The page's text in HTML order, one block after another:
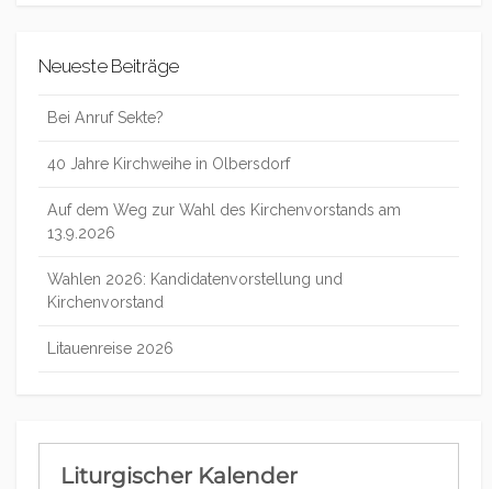
Neueste Beiträge
Bei Anruf Sekte?
40 Jahre Kirchweihe in Olbersdorf
Auf dem Weg zur Wahl des Kirchenvorstands am
13.9.2026
Wahlen 2026: Kandidatenvorstellung und
Kirchenvorstand
Litauenreise 2026